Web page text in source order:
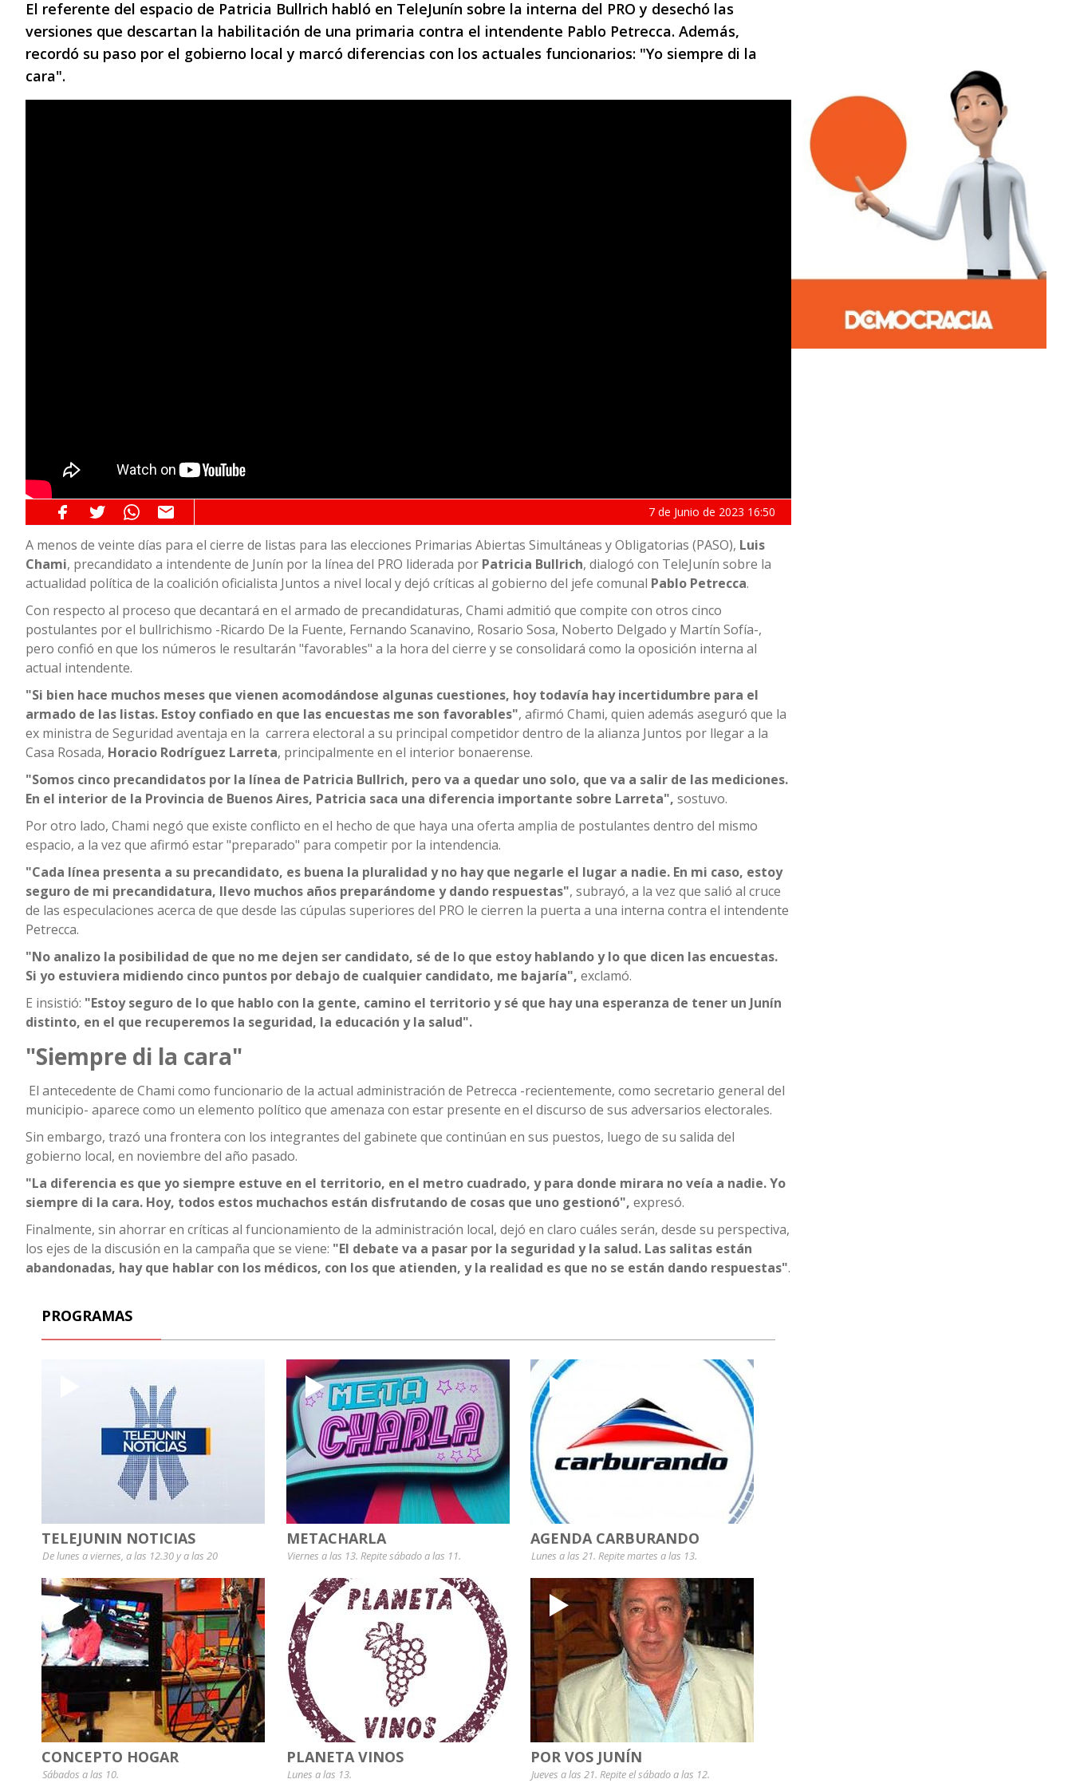
El referente del espacio de Patricia Bullrich habló en TeleJunín sobre la interna del PRO y desechó las
versiones que descartan la habilitación de una primaria contra el intendente Pablo Petrecca. Además,
recordó su paso por el gobierno local y marcó diferencias con los actuales funcionarios: "Yo siempre di la
cara".
7 de Junio de 2023 16:50
A menos de veinte días para el cierre de listas para las elecciones Primarias Abiertas Simultáneas y Obligatorias (PASO), Luis
Chami, precandidato a intendente de Junín por la línea del PRO liderada por Patricia Bullrich, dialogó con TeleJunín sobre la
actualidad política de la coalición oficialista Juntos a nivel local y dejó críticas al gobierno del jefe comunal Pablo Petrecca.
Con respecto al proceso que decantará en el armado de precandidaturas, Chami admitió que compite con otros cinco
postulantes por el bullrichismo -Ricardo De la Fuente, Fernando Scanavino, Rosario Sosa, Noberto Delgado y Martín Sofía-,
pero confió en que los números le resultarán "favorables" a la hora del cierre y se consolidará como la oposición interna al
actual intendente.
"Si bien hace muchos meses que vienen acomodándose algunas cuestiones, hoy todavía hay incertidumbre para el
armado de las listas. Estoy confiado en que las encuestas me son favorables", afirmó Chami, quien además aseguró que la
ex ministra de Seguridad aventaja en la carrera electoral a su principal competidor dentro de la alianza Juntos por llegar a la
Casa Rosada, Horacio Rodríguez Larreta, principalmente en el interior bonaerense.
"Somos cinco precandidatos por la línea de Patricia Bullrich, pero va a quedar uno solo, que va a salir de las mediciones.
En el interior de la Provincia de Buenos Aires, Patricia saca una diferencia importante sobre Larreta", sostuvo.
Por otro lado, Chami negó que existe conflicto en el hecho de que haya una oferta amplia de postulantes dentro del mismo
espacio, a la vez que afirmó estar "preparado" para competir por la intendencia.
"Cada línea presenta a su precandidato, es buena la pluralidad y no hay que negarle el lugar a nadie. En mi caso, estoy
seguro de mi precandidatura, llevo muchos años preparándome y dando respuestas", subrayó, a la vez que salió al cruce
de las especulaciones acerca de que desde las cúpulas superiores del PRO le cierren la puerta a una interna contra el intendente
Petrecca.
"No analizo la posibilidad de que no me dejen ser candidato, sé de lo que estoy hablando y lo que dicen las encuestas.
Si yo estuviera midiendo cinco puntos por debajo de cualquier candidato, me bajaría", exclamó.
E insistió: "Estoy seguro de lo que hablo con la gente, camino el territorio y sé que hay una esperanza de tener un Junín
distinto, en el que recuperemos la seguridad, la educación y la salud".
"Siempre di la cara"
El antecedente de Chami como funcionario de la actual administración de Petrecca -recientemente, como secretario general del
municipio- aparece como un elemento político que amenaza con estar presente en el discurso de sus adversarios electorales.
Sin embargo, trazó una frontera con los integrantes del gabinete que continúan en sus puestos, luego de su salida del
gobierno local, en noviembre del año pasado.
"La diferencia es que yo siempre estuve en el territorio, en el metro cuadrado, y para donde mirara no veía a nadie. Yo
siempre di la cara. Hoy, todos estos muchachos están disfrutando de cosas que uno gestionó", expresó.
Finalmente, sin ahorrar en críticas al funcionamiento de la administración local, dejó en claro cuáles serán, desde su perspectiva,
los ejes de la discusión en la campaña que se viene: "El debate va a pasar por la seguridad y la salud. Las salitas están
abandonadas, hay que hablar con los médicos, con los que atienden, y la realidad es que no se están dando respuestas".
PROGRAMAS
TELEJUNIN NOTICIAS
De lunes a viernes, a las 12.30 y a las 20
METACHARLA
Viernes a las 13. Repite sábado a las 11.
AGENDA CARBURANDO
Lunes a las 21. Repite martes a las 13.
CONCEPTO HOGAR
Sábados a las 10.
PLANETA VINOS
Lunes a las 13.
POR VOS JUNÍN
Jueves a las 21. Repite el sábado a las 12.